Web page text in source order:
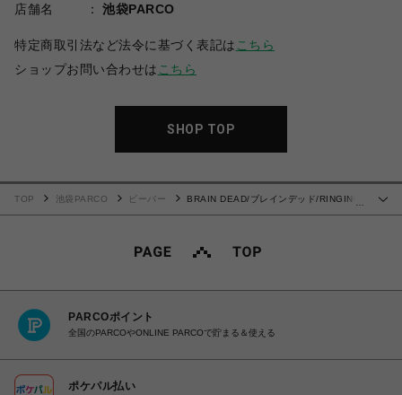
店舗名
池袋PARCO
特定商取引法など法令に基づく表記は こちら
ショップお問い合わせは こちら
SHOP TOP
TOP 池袋PARCO ビーバー
BRAIN DEAD/ブレインデッド/RINGING
PARCOポイント
全国のPARCOやONLINE PARCOで貯まる＆使える
ポケパル払い